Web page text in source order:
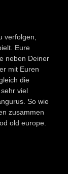
verfolgen,
Eure
neben Deiner
mit Euren
die
viel
So wie
zusammen
old europe.